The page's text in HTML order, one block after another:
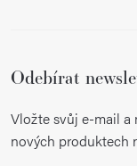
Odebírat
Vložte svůj e-mail a
nových produktech